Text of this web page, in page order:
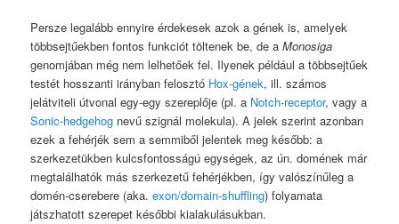
Persze legalább ennyire érdekesek azok a gének is, amelyek
többsejtűekben fontos funkciót töltenek be, de aMonosiga
genomjában még nem lelhetőek fel. Ilyenek például a többsejtűek
testét hosszanti irányban felosztó Hox-gének, ill. számos
jelátviteli útvonal egy-egy szereplője (pl. a Notch-receptor, vagy a
Sonic-hedgehog nevű szignál molekula). A jelek szerint azonban
ezek a fehérjék sem a semmiből jelentek meg később: a
szerkezetükben kulcsfontosságú egységek, az ún. domének már
megtalálhatók más szerkezetű fehérjékben, így valószínűleg a
domén-cserebere (aka.exon/domain-shuffling) folyamata
játszhatott szerepet későbbi kialakulásukban.